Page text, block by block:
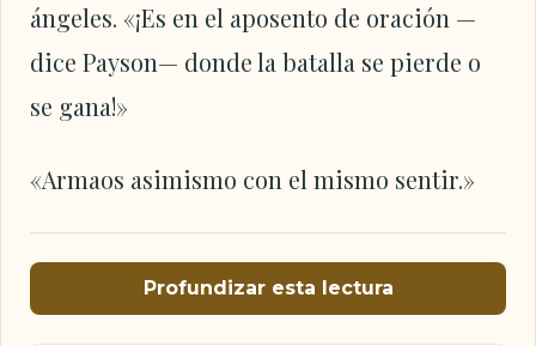
ángeles. «¡Es en el aposento de oración —
dice Payson— donde la batalla se pierde o
se gana!»
«Armaos asimismo con el mismo sentir.»
Profundizar esta lectura